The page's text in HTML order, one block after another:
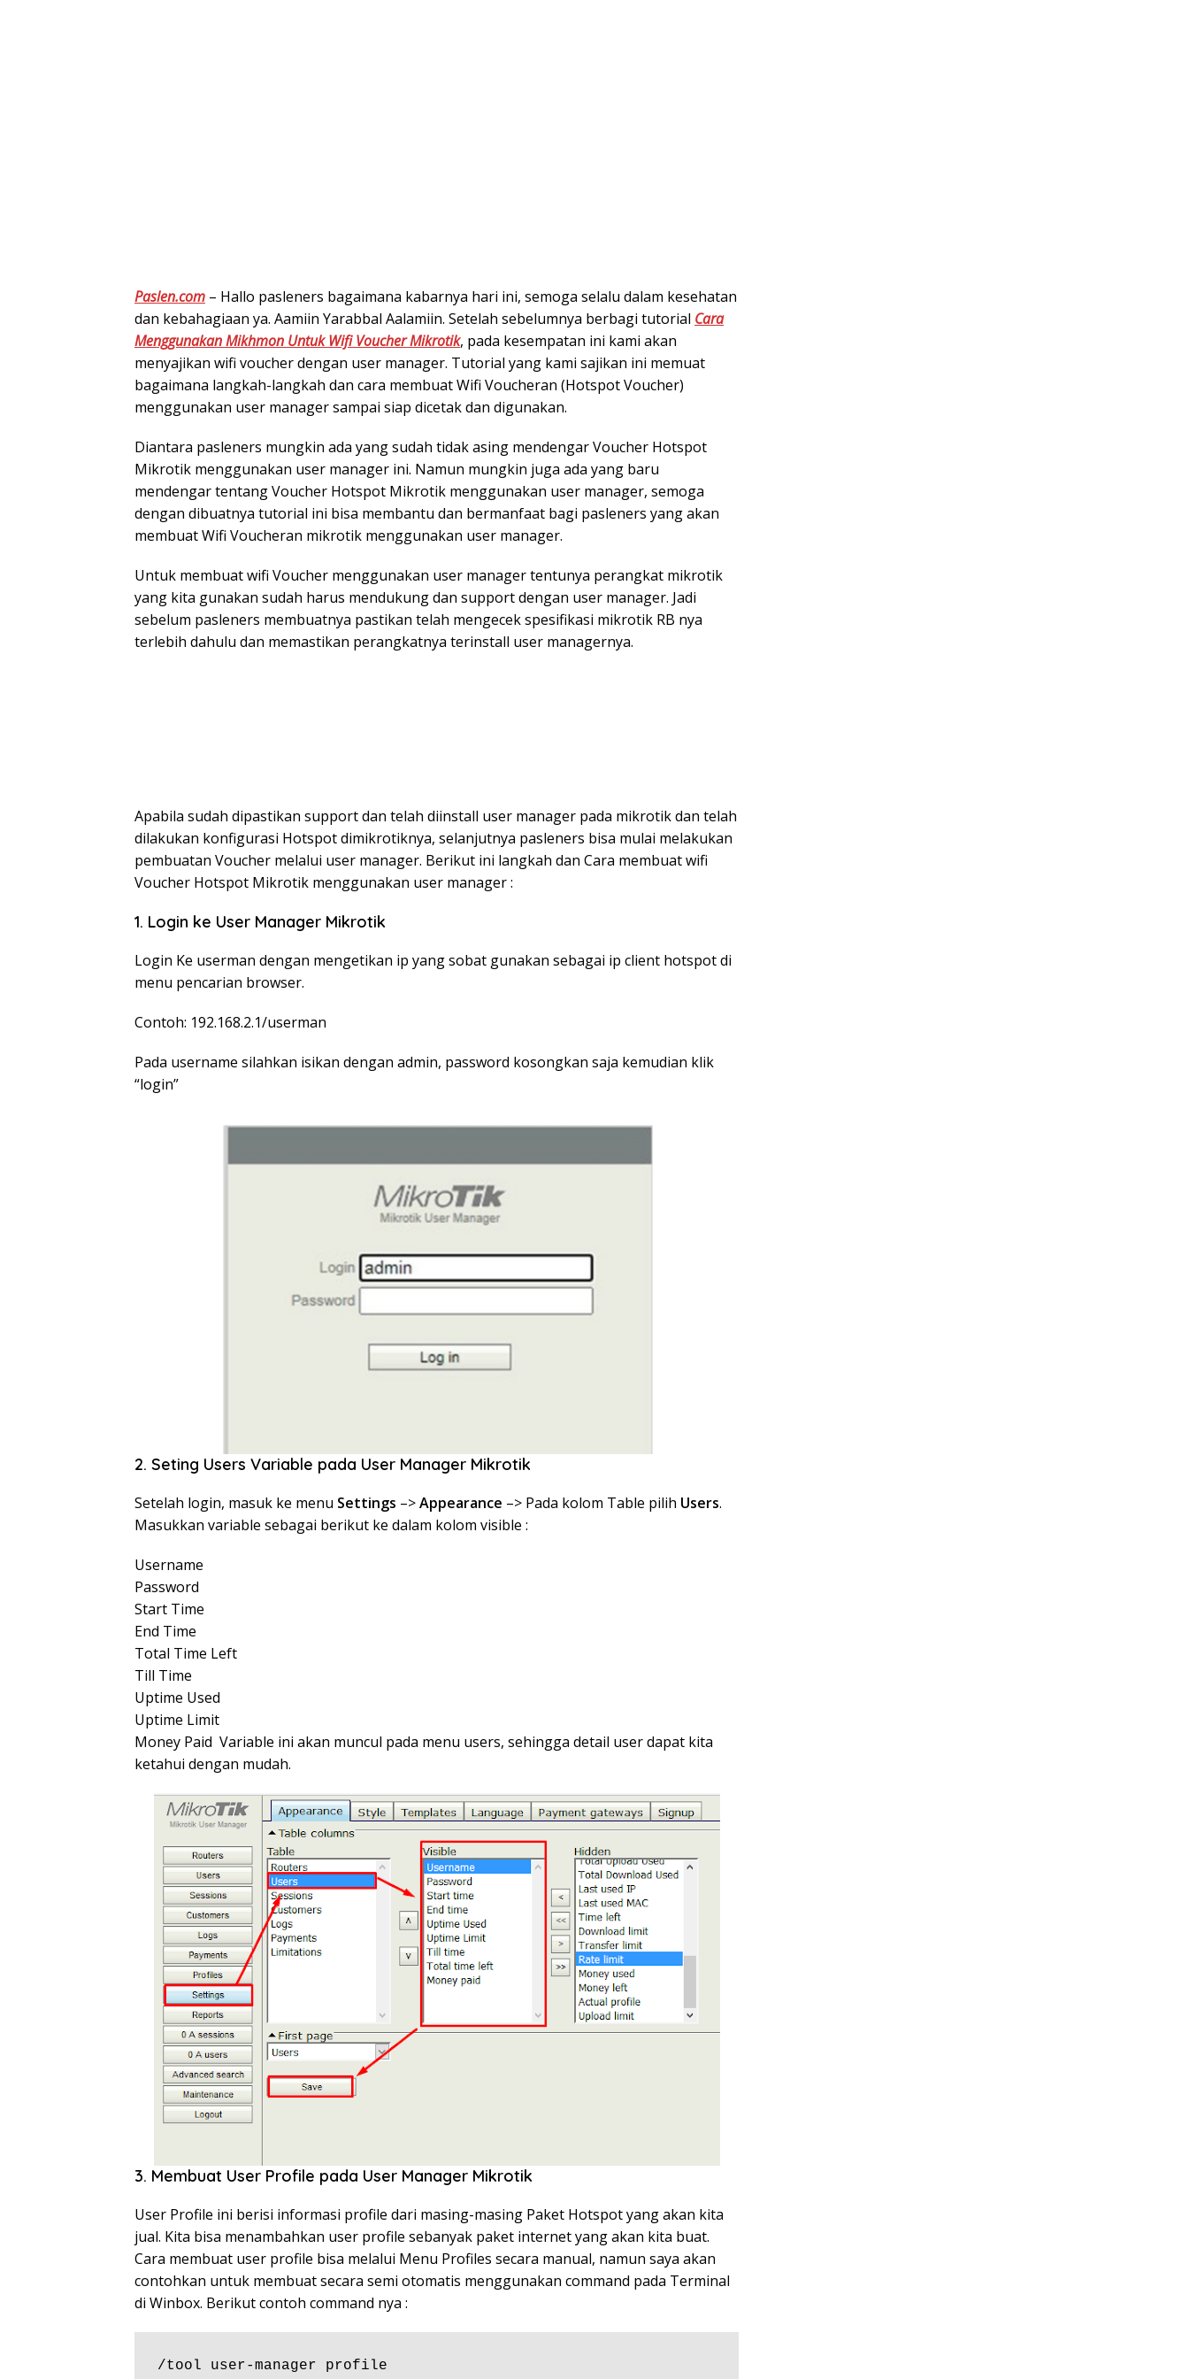
Paslen.com – Hallo pasleners bagaimana kabarnya hari ini, semoga selalu dalam kesehatan
dan kebahagiaan ya. Aamiin Yarabbal Aalamiin. Setelah sebelumnya berbagi tutorial Cara
Menggunakan Mikhmon Untuk Wifi Voucher Mikrotik, pada kesempatan ini kami akan
menyajikan wifi voucher dengan user manager. Tutorial yang kami sajikan ini memuat
bagaimana langkah-langkah dan cara membuat Wifi Voucheran (Hotspot Voucher)
menggunakan user manager sampai siap dicetak dan digunakan.
Diantara pasleners mungkin ada yang sudah tidak asing mendengar Voucher Hotspot
Mikrotik menggunakan user manager ini. Namun mungkin juga ada yang baru
mendengar tentang Voucher Hotspot Mikrotik menggunakan user manager, semoga
dengan dibuatnya tutorial ini bisa membantu dan bermanfaat bagi pasleners yang akan
membuat Wifi Voucheran mikrotik menggunakan user manager.
Untuk membuat wifi Voucher menggunakan user manager tentunya perangkat mikrotik
yang kita gunakan sudah harus mendukung dan support dengan user manager. Jadi
sebelum pasleners membuatnya pastikan telah mengecek spesifikasi mikrotik RB nya
terlebih dahulu dan memastikan perangkatnya terinstall user managernya.
Apabila sudah dipastikan support dan telah diinstall user manager pada mikrotik dan telah
dilakukan konfigurasi Hotspot dimikrotiknya, selanjutnya pasleners bisa mulai melakukan
pembuatan Voucher melalui user manager. Berikut ini langkah dan Cara membuat wifi
Voucher Hotspot Mikrotik menggunakan user manager :
1. Login ke User Manager Mikrotik
Login Ke userman dengan mengetikan ip yang sobat gunakan sebagai ip client hotspot di
menu pencarian browser.
Contoh: 192.168.2.1/userman
Pada username silahkan isikan dengan admin, password kosongkan saja kemudian klik
“login”
2. Seting Users Variable pada User Manager Mikrotik
Setelah login, masuk ke menu Settings –>Appearance –> Pada kolom Table pilih Users.
Masukkan variable sebagai berikut ke dalam kolom visible :
Username
Password
Start Time
End Time
Total Time Left
Till Time
Uptime Used
Uptime Limit
Money Paid Variable ini akan muncul pada menu users, sehingga detail user dapat kita
ketahui dengan mudah.
3. Membuat User Profile pada User Manager Mikrotik
User Profile ini berisi informasi profile dari masing-masing Paket Hotspot yang akan kita
jual. Kita bisa menambahkan user profile sebanyak paket internet yang akan kita buat.
Cara membuat user profile bisa melalui Menu Profiles secara manual, namun saya akan
contohkan untuk membuat secara semi otomatis menggunakan command pada Terminal
di Winbox. Berikut contoh command nya :
/tool user-manager profile